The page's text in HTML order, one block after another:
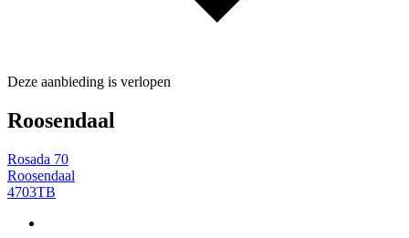
Deze aanbieding is verlopen
Roosendaal
Rosada 70
Roosendaal
4703TB